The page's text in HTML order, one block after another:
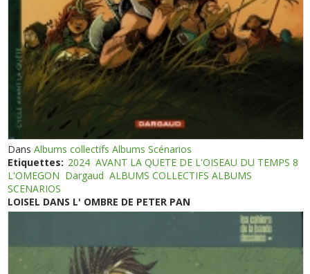
DansAlbums collectifs Albums Scénarios
Etiquettes: 2024 AVANT LA QUETE DE L'OISEAU DU TEMPS 8
L'OMEGON Dargaud ALBUMS COLLECTIFS ALBUMS
SCENARIOS
LOISEL DANS L' OMBRE DE PETER PAN